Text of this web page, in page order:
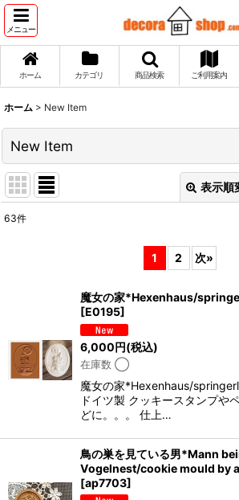
メニュー
ホーム カテゴリ 商品検索 ご利用案内
ホーム > New Item
New Item
表示順
63件
1 2 次»
魔女の家*Hexenhaus/
[E0195]
6,000円(税込)
在庫数 ◯
魔女の家*Hexenhaus/
ドイツ製 クッキースタンプや
どに。。。 仕上…
鳥の巣を見ている男*Mann
Vogelnest/cookie mould by
[ap7703]